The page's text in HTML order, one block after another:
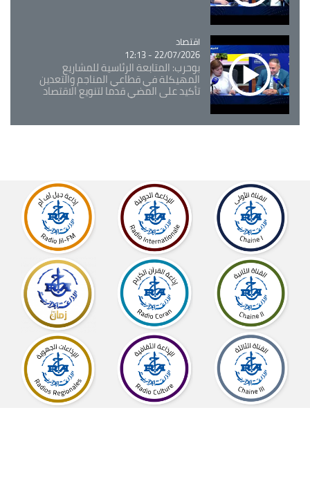
Catégorie
اقتصاد
22/07/2026 - 12:13
بوحرب: المتابعة الرئاسية للمشاريع
المهيكلة في قطاعي المناجم والتعدين
تأكيد على المضي قدما لتنويع الاقتصاد